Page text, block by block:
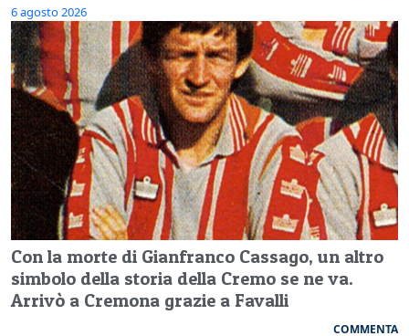
6 agosto 2026
Con la morte di Gianfranco Cassago, un altro
simbolo della storia della Cremo se ne va.
Arrivò a Cremona grazie a Favalli
COMMENTA